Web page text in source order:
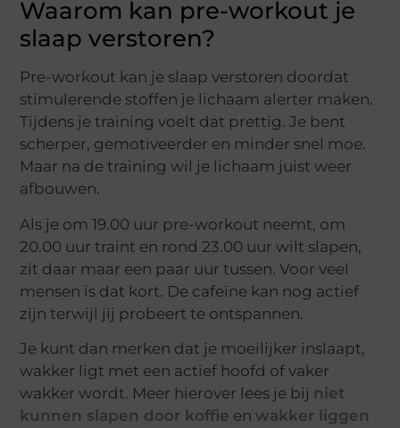
Waarom kan pre-workout je
slaap verstoren?
Pre-workout kan je slaap verstoren doordat
stimulerende stoffen je lichaam alerter maken.
Tijdens je training voelt dat prettig. Je bent
scherper, gemotiveerder en minder snel moe.
Maar na de training wil je lichaam juist weer
afbouwen.
Als je om 19.00 uur pre-workout neemt, om
20.00 uur traint en rond 23.00 uur wilt slapen,
zit daar maar een paar uur tussen. Voor veel
mensen is dat kort. De cafeïne kan nog actief
zijn terwijl jij probeert te ontspannen.
Je kunt dan merken dat je moeilijker inslaapt,
wakker ligt met een actief hoofd of vaker
wakker wordt. Meer hierover lees je bij niet
kunnen slapen door koffie enwakker liggen